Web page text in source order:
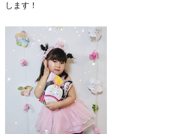
します！